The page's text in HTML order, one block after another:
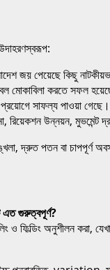
জয় পেয়েছে কিছু
বল মোকাবিলা করতে সফল
সাফল্য পাওয়া গেছে।
রিয়েকশন উন্নয়ন,
দ্রুত পতন বা চাপপূর্ণ
গুরুত্বপূর্ণ?
ও ফিল্ডিং অনুশীলন করা,